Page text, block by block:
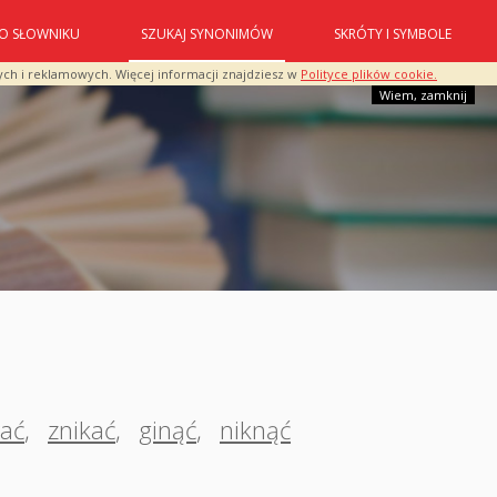
i reklamowych. Więcej informacji znajdziesz w Polityce plików cookie.
Wiem, zamknij
O SŁOWNIKU SZUKAJ SYNONIMÓW SKRÓTY I SYMBOLE
, znikać, ginąć, niknąć